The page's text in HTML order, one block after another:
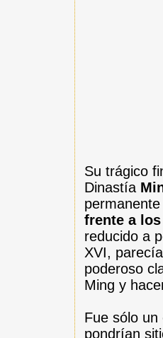
Su trágico
Dinastía
frente a
reducido a
XVI,
poderoso
Ming y
Fue sólo
pondrían